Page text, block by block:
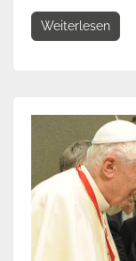
Weiterlesen